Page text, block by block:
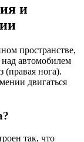
и
пространстве,
над автомобилем
(правая нога).
двигаться
так, что